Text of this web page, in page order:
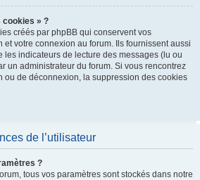
cookies » ?
créés par phpBB qui conservent vos
et votre connexion au forum. Ils fournissent aussi
les indicateurs de lecture des messages (lu ou
un administrateur du forum. Si vous rencontrez
ou de déconnexion, la suppression des cookies
de l’utilisateur
?
tous vos paramètres sont stockés dans notre